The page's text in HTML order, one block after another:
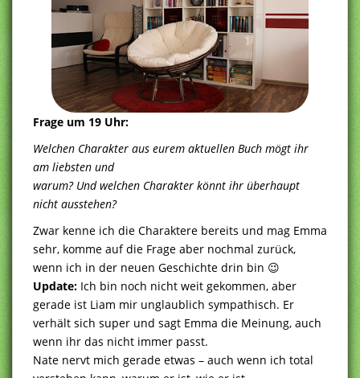
Frage um 19 Uhr:
Welchen Charakter aus eurem aktuellen Buch mögt ihr
am liebsten und
warum? Und welchen Charakter könnt ihr überhaupt
nicht ausstehen?
Zwar kenne ich die Charaktere bereits und mag Emma
sehr, komme auf die Frage aber nochmal zurück,
wenn ich in der neuen Geschichte drin bin 😉
Update: Ich bin noch nicht weit gekommen, aber
gerade ist Liam mir unglaublich sympathisch. Er
verhält sich super und sagt Emma die Meinung, auch
wenn ihr das nicht immer passt.
Nate nervt mich gerade etwas – auch wenn ich total